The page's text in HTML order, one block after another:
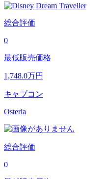
総合評価
0
最低販売価格
1,748.0万円
キャブコン
Osteria
総合評価
0